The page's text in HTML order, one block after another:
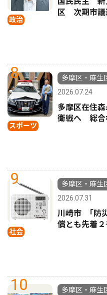
政治
区 次期市議
8
スポーツ
多摩区・麻生
2026.07.24
多摩区在住
衛戦へ 総合
9
社会
多摩区・麻生
2026.07.31
川崎市 ｢防
償とも先着
10
多摩区・麻生